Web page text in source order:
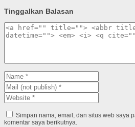
Tinggalkan Balasan
Simpan nama, email, dan situs web saya
komentar saya berikutnya.